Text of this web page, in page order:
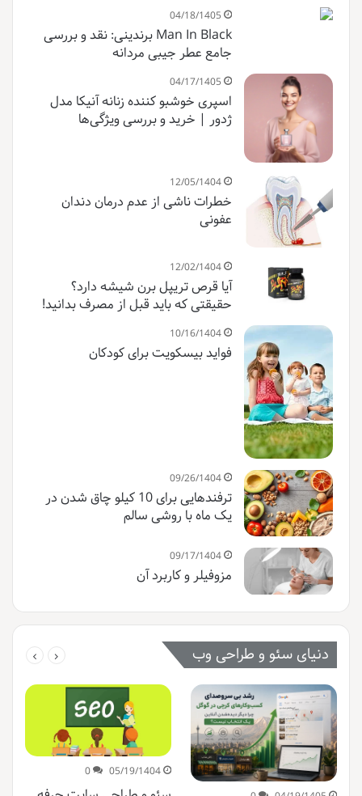
04/18/1405
Man In Black برندینی: نقد و بررسی
جامع عطر جیبی مردانه
04/17/1405
اسپری خوشبو کننده زنانه آنیکا مدل
ژدور | خرید و بررسی ویژگی‌ها
12/05/1404
خطرات ناشی از عدم درمان دندان
عفونی
12/02/1404
آیا قرص تریپل برن شیشه دارد؟
حقیقتی که باید قبل از مصرف بدانید!
10/16/1404
فواید بیسکویت برای کودکان
09/26/1404
ترفندهایی برای 10 کیلو چاق شدن در
یک ماه با روشی سالم
09/17/1404
مزوفیلر و کاربرد آن
دنیای سئو و طراحی وب
05/19/1404
0